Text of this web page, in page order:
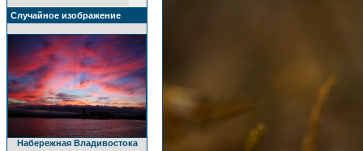
Случайное изображение
Набережная Владивостока